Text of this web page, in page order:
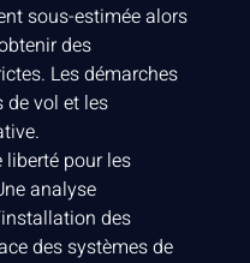
sous-estimée alors
des
Les démarches
vol et les
liberté pour les
analyse
des
des systèmes de